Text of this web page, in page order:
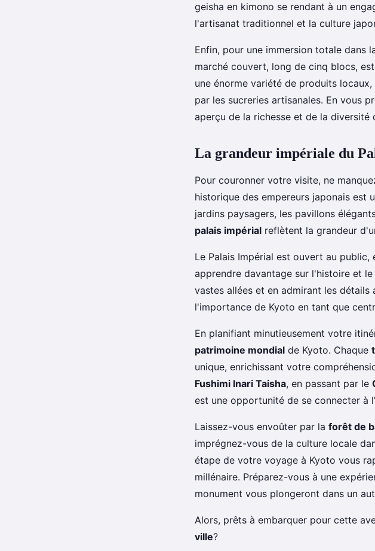
geisha en kimono se rendant à un
l'artisanat traditionnel et la culture
Enfin, pour une immersion totale dans
marché couvert, long de cinq blocs,
une énorme variété de produits
par les sucreries artisanales. En vous
aperçu de la richesse et de la diversité
La grandeur impériale du
Pour couronner votre visite, ne
historique des empereurs japonais est
jardins paysagers, les pavillons
palais impérial reflètent la grandeur
Le Palais Impérial est ouvert au
apprendre davantage sur l'histoire et
vastes allées et en admirant les
l'importance de Kyoto en tant que
En planifiant minutieusement votre
patrimoine mondial de Kyoto. Chaque
unique, enrichissant votre
Fushimi Inari Taisha, en passant par le
est une opportunité de se connecter à
Laissez-vous envoûter par la forêt de
imprégnez-vous de la culture locale
étape de votre voyage à Kyoto vous
millénaire. Préparez-vous à une
monument vous plongeront dans un
Alors, prêts à embarquer pour cette
ville?